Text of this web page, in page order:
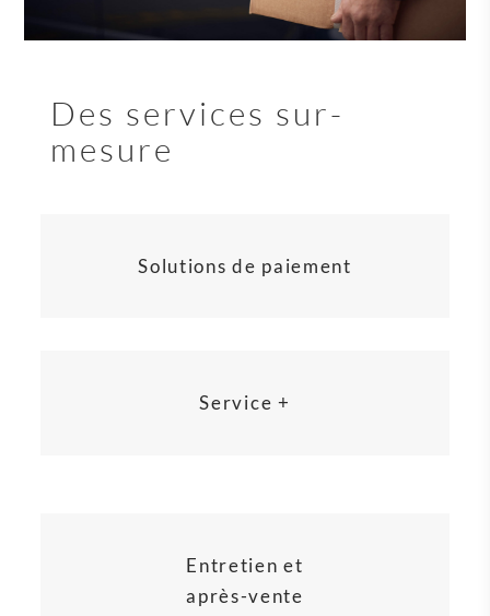
Des services sur-
mesure
Solutions de paiement
Service +
Entretien et
après-vente